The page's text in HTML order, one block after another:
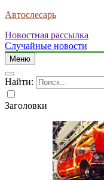
Автослесарь
Новостная рассылка
Случайные новости
Меню
Найти:
Заголовки